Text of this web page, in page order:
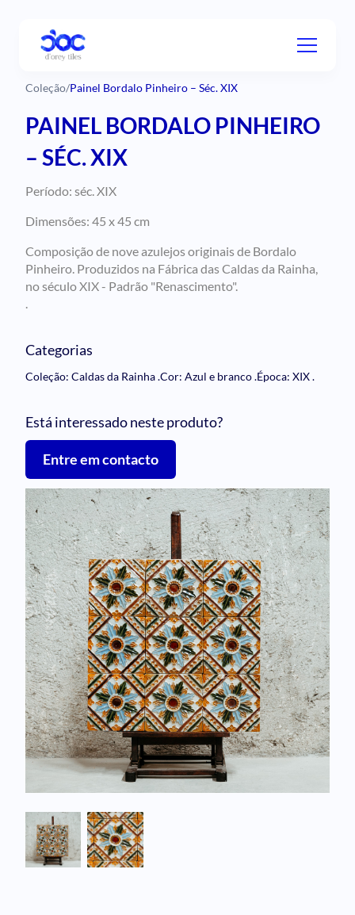
Coleção/Painel Bordalo Pinheiro – Séc. XIX
PAINEL BORDALO PINHEIRO
– SÉC. XIX
Período: séc. XIX
Dimensões: 45 x 45 cm
Composição de nove azulejos originais de Bordalo
Pinheiro. Produzidos na Fábrica das Caldas da Rainha,
no século XIX - Padrão "Renascimento".
.
Categorias
Coleção: Caldas da Rainha.Cor: Azul e branco.Época: XIX.
Está interessado neste produto?
Entre em contacto